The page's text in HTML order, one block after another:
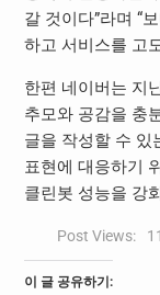
갈 것이다”라며 “
하고 서비스를 고
한편 네이버는 지
추모와 공감을 충
글을 작성할 수 있
표현에 대응하기
클린봇 성능을 강
Post Views: 11
이 글 공유하기: